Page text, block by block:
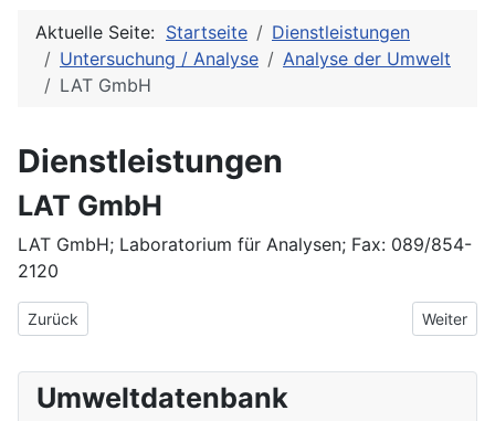
Aktuelle Seite: Startseite
Dienstleistungen
Untersuchung / Analyse
Analyse der Umwelt
LAT GmbH
Dienstleistungen
LAT GmbH
LAT GmbH; Laboratorium für Analysen; Fax: 089/854-
2120
Vorheriger Beitrag: Landesamt für Umwelt und Geologie
Zurück Nächster
Weiter
Umweltdatenbank